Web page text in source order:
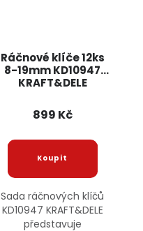
Ráčnové klíče 12ks
8-19mm KD10947
KRAFT&DELE
899 Kč
Sada ráčnových klíčů
KD10947 KRAFT&DELE
představuje